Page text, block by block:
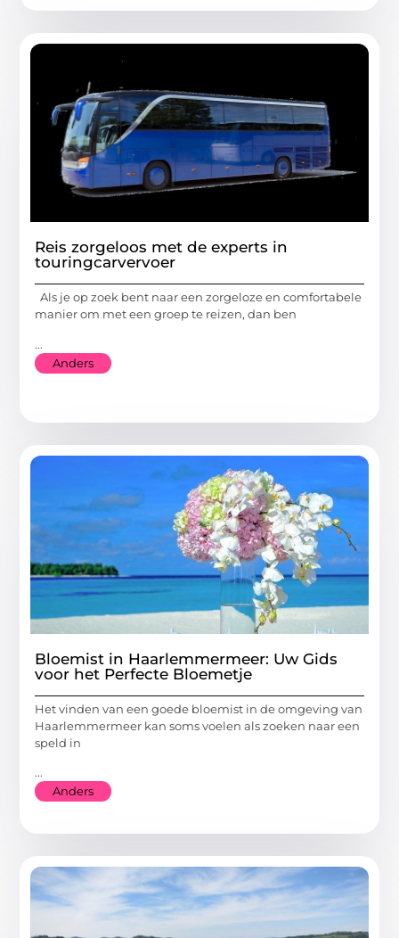
Reis zorgeloos met de experts in
touringcarvervoer
Als je op zoek bent naar een zorgeloze en comfortabele
manier om met een groep te reizen, dan ben
...
Anders
Bloemist in Haarlemmermeer: Uw Gids
voor het Perfecte Bloemetje
Het vinden van een goede bloemist in de omgeving van
Haarlemmermeer kan soms voelen als zoeken naar een
speld in
...
Anders